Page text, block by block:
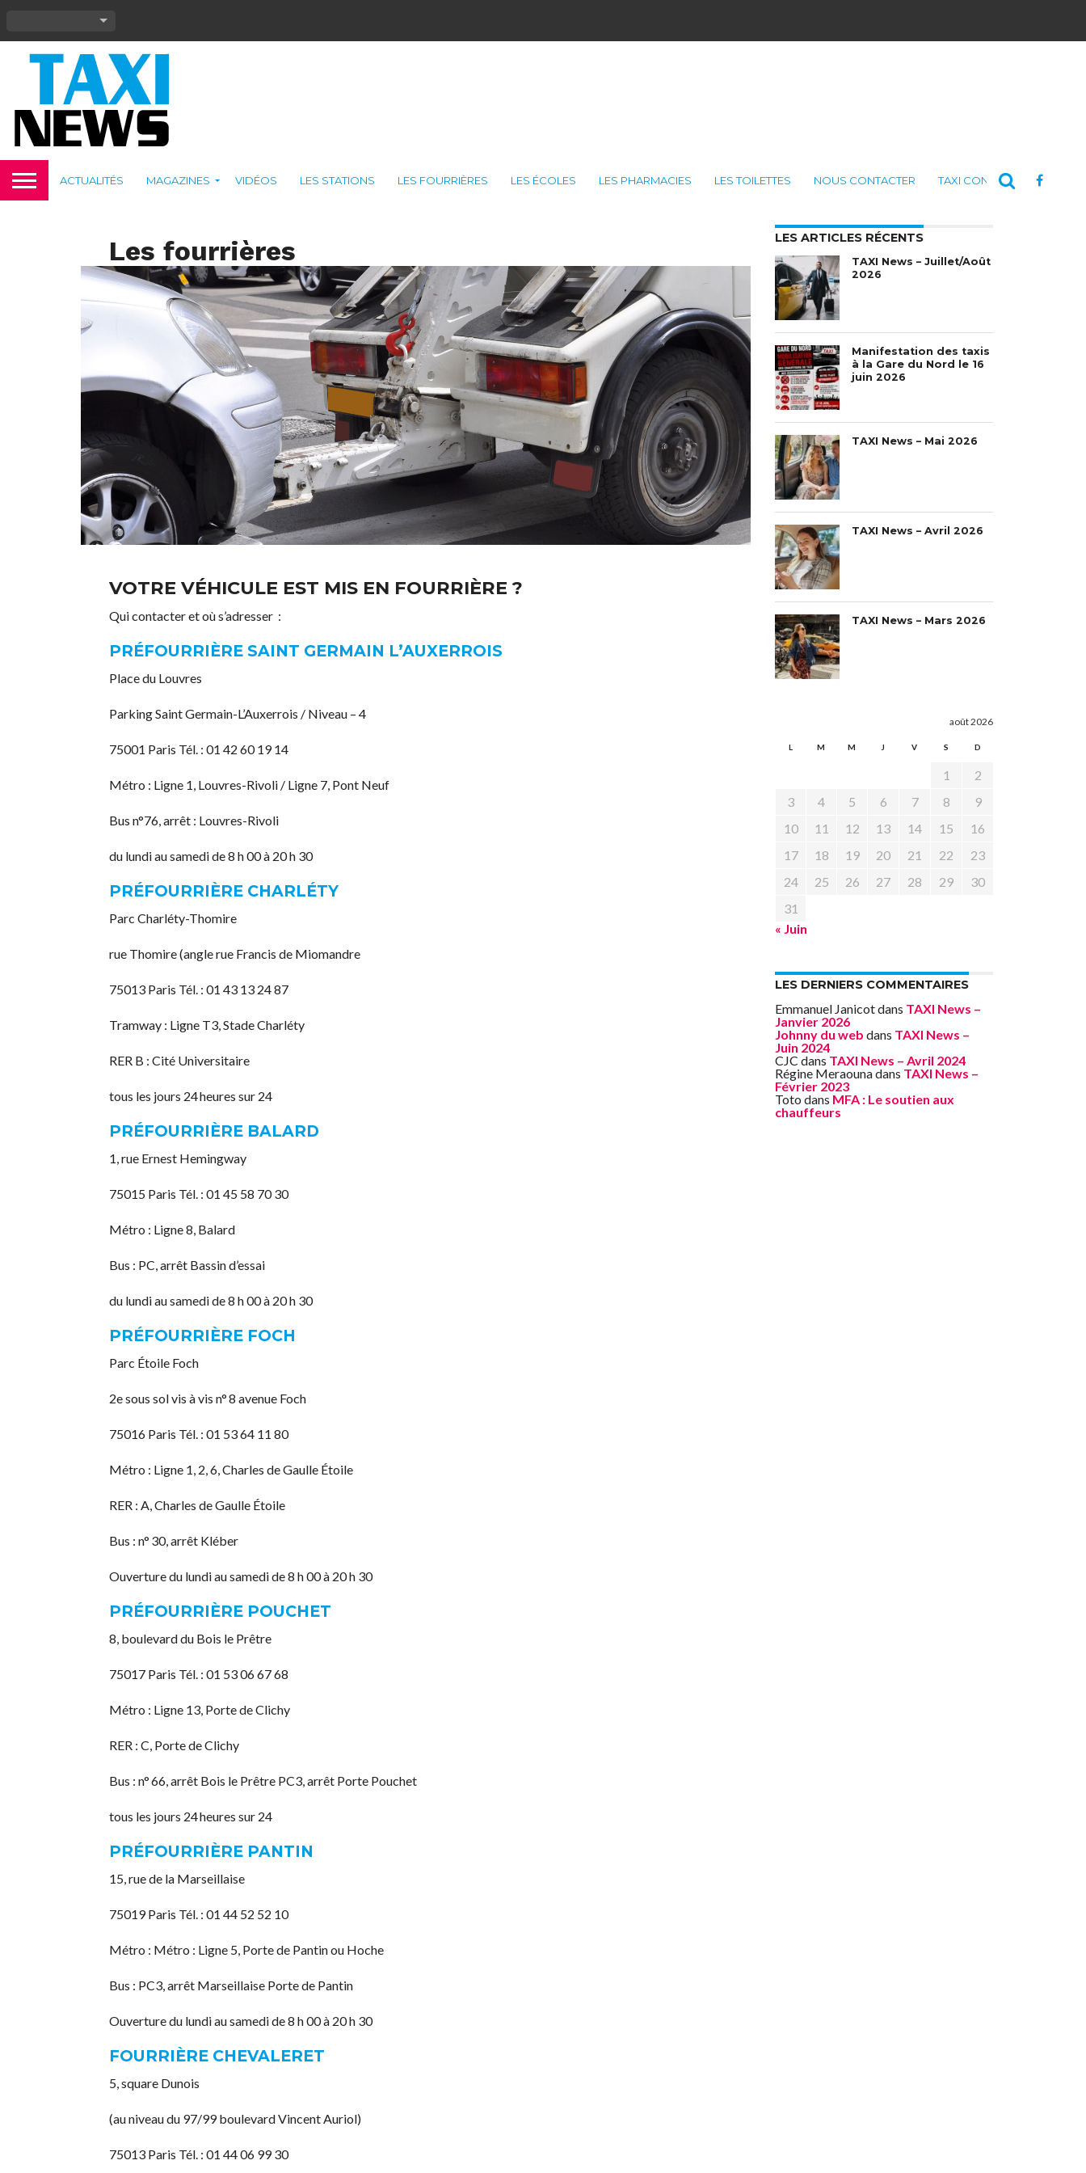
ACTUALITÉS MAGAZINES VIDÉOS LES STATIONS LES FOURRIÈRES LES ÉCOLES LES PHARMACIES LES TOILETTES NOUS CONTACTER TAXI CONSULTING
Les fourrières
VOTRE VÉHICULE EST MIS EN FOURRIÈRE ?
Qui contacter et où s’adresser :
PRÉFOURRIÈRE SAINT GERMAIN L’AUXERROIS
Place du Louvres
Parking Saint Germain-L’Auxerrois / Niveau – 4
75001 Paris Tél. : 01 42 60 19 14
Métro : Ligne 1, Louvres-Rivoli / Ligne 7, Pont Neuf
Bus n°76, arrêt : Louvres-Rivoli
du lundi au samedi de 8 h 00 à 20 h 30
PRÉFOURRIÈRE CHARLÉTY
Parc Charléty-Thomire
rue Thomire (angle rue Francis de Miomandre
75013 Paris Tél. : 01 43 13 24 87
Tramway : Ligne T3, Stade Charléty
RER B : Cité Universitaire
tous les jours 24 heures sur 24
PRÉFOURRIÈRE BALARD
1, rue Ernest Hemingway
75015 Paris Tél. : 01 45 58 70 30
Métro : Ligne 8, Balard
Bus : PC, arrêt Bassin d’essai
du lundi au samedi de 8 h 00 à 20 h 30
PRÉFOURRIÈRE FOCH
Parc Étoile Foch
2e sous sol vis à vis n° 8 avenue Foch
75016 Paris Tél. : 01 53 64 11 80
Métro : Ligne 1, 2, 6, Charles de Gaulle Étoile
RER : A, Charles de Gaulle Étoile
Bus : n° 30, arrêt Kléber
Ouverture du lundi au samedi de 8 h 00 à 20 h 30
PRÉFOURRIÈRE POUCHET
8, boulevard du Bois le Prêtre
75017 Paris Tél. : 01 53 06 67 68
Métro : Ligne 13, Porte de Clichy
RER : C, Porte de Clichy
Bus : n° 66, arrêt Bois le Prêtre PC3, arrêt Porte Pouchet
tous les jours 24 heures sur 24
PRÉFOURRIÈRE PANTIN
15, rue de la Marseillaise
75019 Paris Tél. : 01 44 52 52 10
Métro : Métro : Ligne 5, Porte de Pantin ou Hoche
Bus : PC3, arrêt Marseillaise Porte de Pantin
Ouverture du lundi au samedi de 8 h 00 à 20 h 30
FOURRIÈRE CHEVALERET
5, square Dunois
(au niveau du 97/99 boulevard Vincent Auriol)
75013 Paris Tél. : 01 44 06 99 30
LES ARTICLES RÉCENTS
TAXI News – Juillet/Août
2026
Manifestation des taxis
à la Gare du Nord le 16
juin 2026
TAXI News – Mai 2026
TAXI News – Avril 2026
TAXI News – Mars 2026
août 2026
L M M J V S D
1
2
3
4 5 6 7 8
9
10
11 12 13 14 15
16
17
18 19 20 21 22
23
24
25 26 27 28 29
30
31
« Juin
LES DERNIERS COMMENTAIRES
Emmanuel Janicotdans TAXI News –
Janvier 2026
Johnny du web dans TAXI News –
Juin 2024
CJC dans TAXI News – Avril 2024
Régine Meraounadans TAXI News –
Février 2023
Toto dans MFA : Le soutien aux
chauffeurs